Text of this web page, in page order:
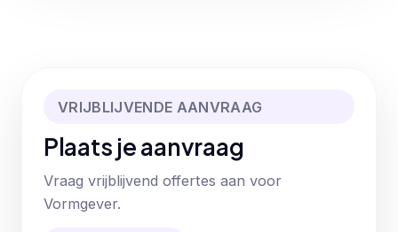
VRIJBLIJVENDE AANVRAAG
Plaats je aanvraag
Vraag vrijblijvend offertes aan voor
Vormgever.